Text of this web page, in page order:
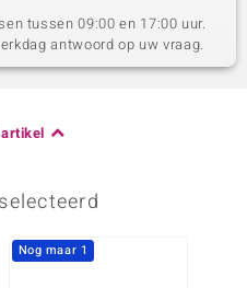
tussen 09:00 en 17:00 uur.
antwoord op uw vraag.
Nog maar 1